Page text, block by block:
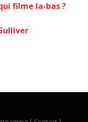
filme la-bas ?